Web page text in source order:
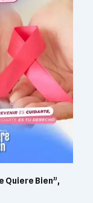
Quiere Bien”,